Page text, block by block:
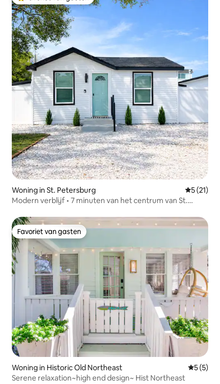
Woning in St. Petersburg
5 (21)
Modern verblijf • 7 minuten van het centrum van St.
Favoriet van gasten
Favoriet van gasten
Woning in Historic Old Northeast
5 (5)
Serene relaxation~high end design~ Hist Northeast